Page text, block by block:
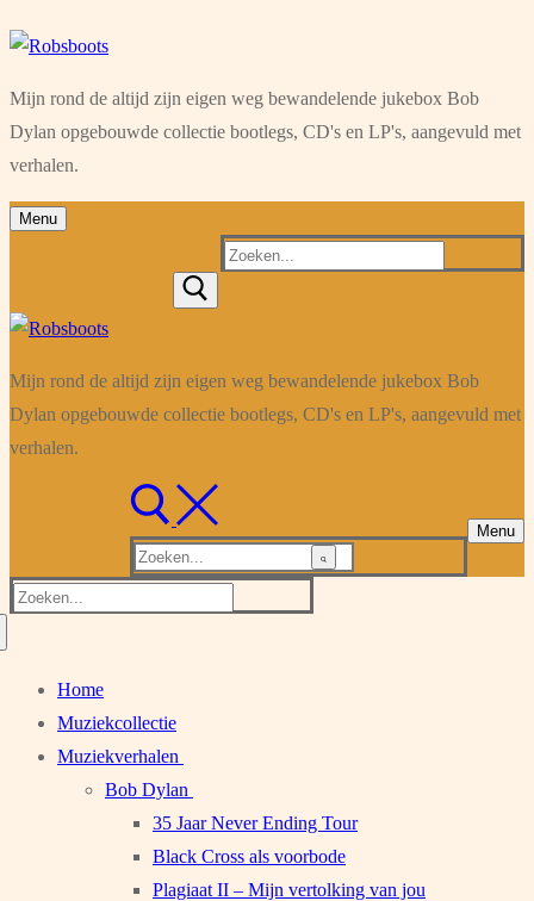
Ga
de
inhoud
Menu
Sluiten
Mijn rond de altijd zijn eigen weg bewandelende jukebox Bob
Dylan opgebouwde collectie bootlegs, CD's en LP's, aangevuld met
verhalen.
Menu
Zoeken
Mijn rond de altijd zijn eigen weg bewandelende jukebox Bob
Dylan opgebouwde collectie bootlegs, CD's en LP's, aangevuld met
verhalen.
Zoeken
naar:
Menu
Zoeken
Home
Muziekcollectie
Muziekverhalen
Bob Dylan
35 Jaar Never Ending Tour
Black Cross als voorbode
Plagiaat II – Mijn vertolking van jou